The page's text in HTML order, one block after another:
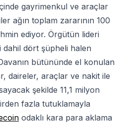
gayrimenkul ve araçlar
ağın toplam zararının 100
ediyor. Örgütün lideri
dört şüpheli halen
bütününde el konulan
daireler, araçlar ve nakit ile
şekilde 11,1 milyon
fazla tutuklamayla
odaklı kara para aklama